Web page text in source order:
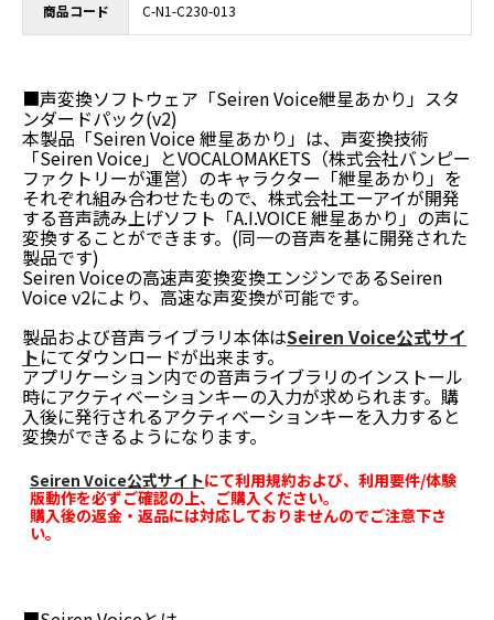
商品コード C-N1-C230-013
■声変換ソフトウェア「Seiren Voice紲星あかり」スタ
ンダードパック(v2)
本製品「Seiren Voice 紲星あかり」は、声変換技術
「Seiren Voice」とVOCALOMAKETS（株式会社バンピー
ファクトリーが運営）のキャラクター「紲星あかり」を
それぞれ組み合わせたもので、株式会社エーアイが開発
する音声読み上げソフト「A.I.VOICE 紲星あかり」の声に
変換することができます。(同一の音声を基に開発された
製品です)
Seiren Voiceの高速声変換変換エンジンであるSeiren
Voice v2により、高速な声変換が可能です。
製品および音声ライブラリ本体はSeiren Voice公式サイ
トにてダウンロードが出来ます。
アプリケーション内での音声ライブラリのインストール
時にアクティベーションキーの入力が求められます。購
入後に発行されるアクティベーションキーを入力すると
変換ができるようになります。
Seiren Voice公式サイトにて利用規約および、利用要件/体験
版動作を必ずご確認の上、ご購入ください。
購入後の返金・返品には対応しておりませんのでご注意下さ
い。